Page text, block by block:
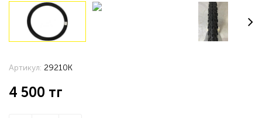
Артикул: 29210K
4 500 тг